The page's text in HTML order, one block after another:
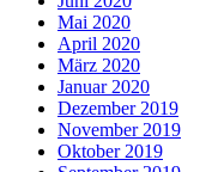
Mai 2020
April 2020
März 2020
Januar 2020
Dezember 2019
November 2019
Oktober 2019